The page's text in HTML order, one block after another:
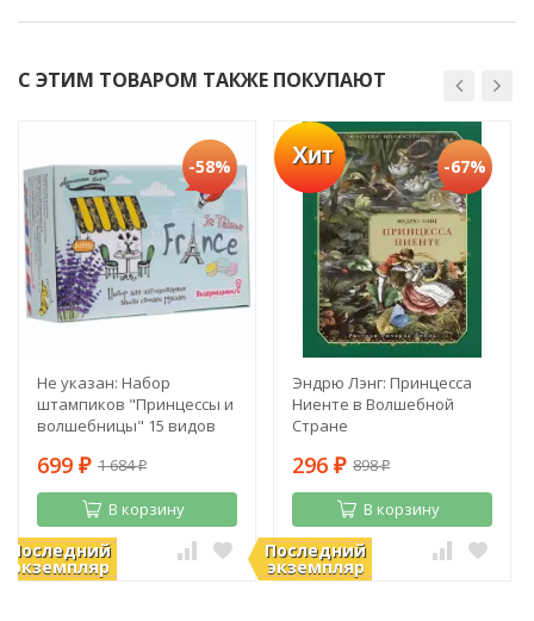
С ЭТИМ ТОВАРОМ ТАКЖЕ ПОКУПАЮТ
Последний
экземпляр
-58%
Не указан: Набор
штампиков "Принцессы и
волшебницы" 15 видов
699 ₽ 1 684₽
В корзину
В наличии
Хит
Последний
экземпляр
-67%
Эндрю Лэнг: Принцесса
Ниенте в Волшебной
Стране
296 ₽ 898₽
В корзину
В наличии